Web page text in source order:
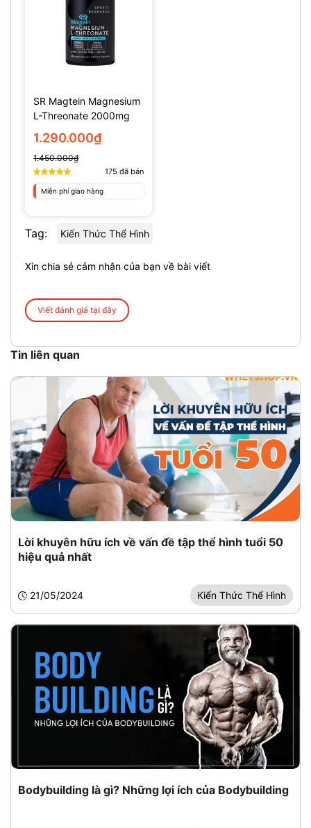
SR Magtein Magnesium
L-Threonate 2000mg
(135 Viên)
1.290.000₫
1.450.000₫
175 đã bán
Miễn phí giao hàng
Tag: Kiến Thức Thể Hình
Xin chia sẻ cảm nhận của bạn về bài viết
Viết đánh giá tại đây
Tin liên quan
Lời khuyên hữu ích về vấn đề tập thể hình tuổi 50
hiệu quả nhất
21/05/2024 Kiến Thức Thể Hình
Bodybuilding là gì? Những lợi ích của Bodybuilding